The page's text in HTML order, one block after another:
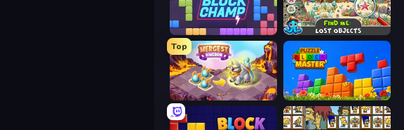
Block Champ Find Me: Lost Objects
Top
Mergest Kingdom Puzzle Block Master